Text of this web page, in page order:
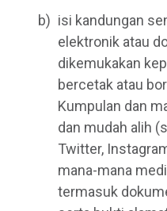
isi kandungan
elektronik atau
dikemukakan
bercetak atau
Kumpulan dan
dan mudah alih
Twitter,
mana-mana
termasuk